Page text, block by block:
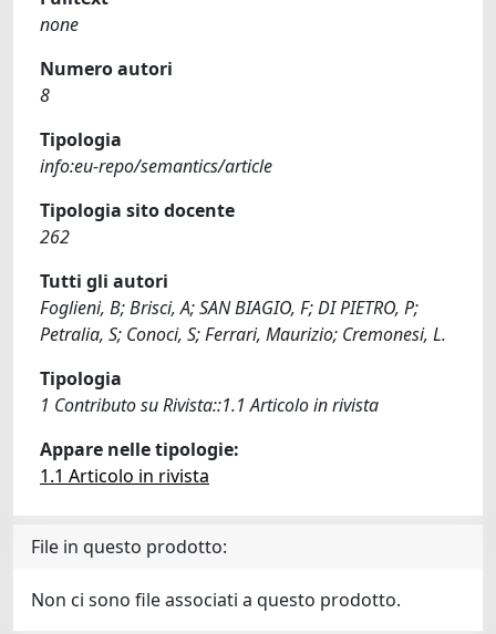
none
Numero autori
8
Tipologia
info:eu-repo/semantics/article
Tipologia sito docente
262
Tutti gli autori
Foglieni, B; Brisci, A; SAN BIAGIO, F; DI PIETRO, P;
Petralia, S; Conoci, S; Ferrari, Maurizio; Cremonesi, L.
Tipologia
1 Contributo su Rivista::1.1 Articolo in rivista
Appare nelle tipologie:
1.1 Articolo in rivista
File in questo prodotto:
Non ci sono file associati a questo prodotto.